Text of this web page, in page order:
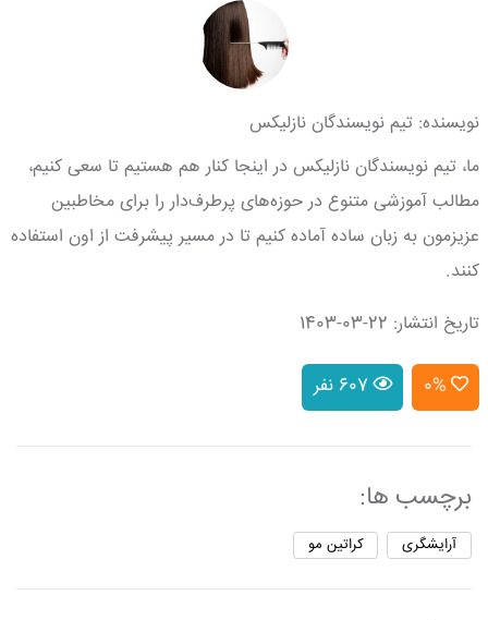
نویسنده: تیم نویسندگان نازلیکس
ما، تیم نویسندگان نازلیکس در اینجا کنار هم هستیم تا سعی کنیم،
مطالب آموزشی متنوع در حوزه‌های پرطرف‌دار را برای مخاطبین
عزیزمون به زبان ساده آماده کنیم تا در مسیر پیشرفت از اون استفاده
کنند.
تاریخ انتشار: 22-03-1403
0% 607 نفر
برچسب ها:
آرایشگری کراتین مو